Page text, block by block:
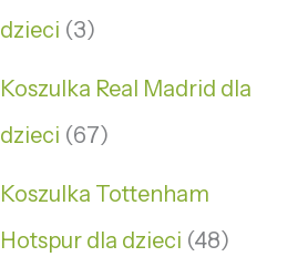
dzieci 3
Koszulka Real Madrid dla
dzieci 67
Koszulka Tottenham
Hotspur dla dzieci 48